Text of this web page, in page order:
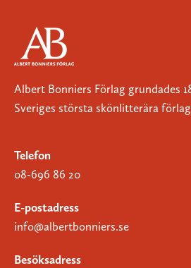
Albert Bonniers Förlag grundades
Sveriges största skönlitterära
Telefon
08-696 86 20
E-postadress
info@albertbonniers.se
Besöksadress